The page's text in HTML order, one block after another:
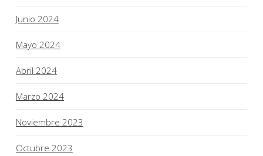
Junio 2024
Mayo 2024
Abril 2024
Marzo 2024
Noviembre 2023
Octubre 2023